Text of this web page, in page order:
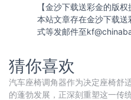
【金沙下载送彩金的版
本站文章存在金沙下载
式等发邮件至
猜你喜欢
汽车座椅调角器作为决定座椅舒
的蓬勃发展，正深刻重塑这一传